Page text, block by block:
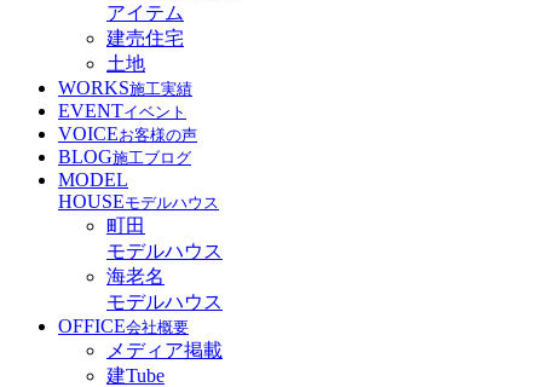
アイテム
建売住宅
土地
WORKS施工実績
EVENTイベント
VOICEお客様の声
BLOG施工ブログ
MODEL
HOUSEモデルハウス
町田
モデルハウス
海老名
モデルハウス
OFFICE会社概要
メディア掲載
建Tube